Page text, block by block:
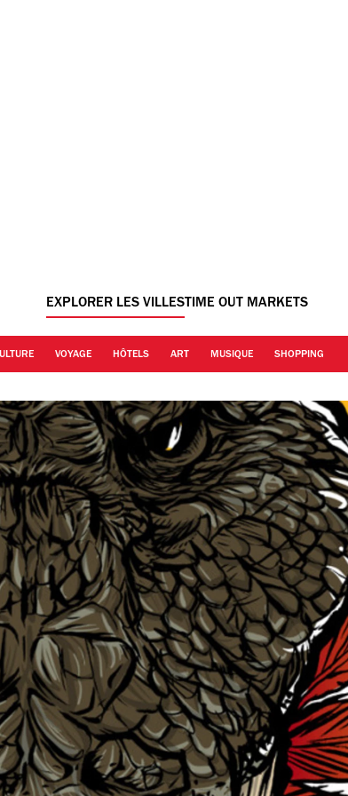
EXPLORER LES VILLESTIME OUT MARKETS
VOYAGE HÔTELS ART MUSIQUE SHOPPING